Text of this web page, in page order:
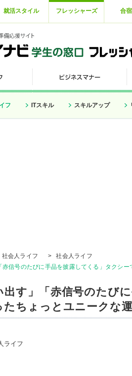
就活スタイル フレッシャーズ 合
フ ITスキル スキルアップ
社会人ライフ >
社会人ライフ
赤信号のたびに手品を披露してくる」タクシ
出す」「赤信号のたび
たちょっとユニークな
ライフ